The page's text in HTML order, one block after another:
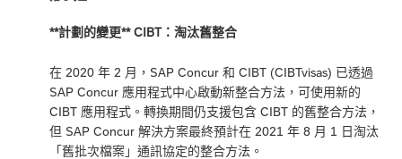
**計劃的變更** CIBT：淘汰舊整合
在 2020 年 2 月，SAP Concur 和 CIBT (CIBTvisas) 已透過
SAP Concur 應用程式中心啟動新整合方法，可使用新的
CIBT 應用程式。轉換期間仍支援包含 CIBT 的舊整合方法，
但 SAP Concur 解決方案最終預計在 2021 年 8 月 1 日淘汰
「舊批次檔案」通訊協定的整合方法。